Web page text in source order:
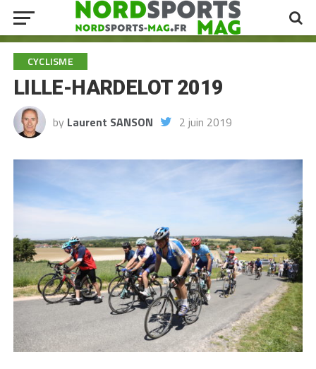
CYCLISME
LILLE-HARDELOT 2019
by Laurent SANSON 2 juin 2019